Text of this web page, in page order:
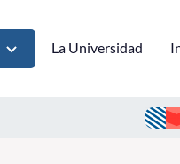
La Universidad